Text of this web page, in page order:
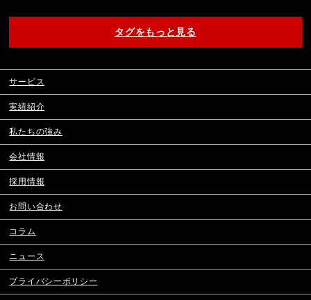
タグをもっと見る
サービス
実績紹介
私たちの強み
会社情報
採用情報
お問い合わせ
コラム
ニュース
プライバシーポリシー